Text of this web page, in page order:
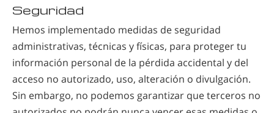
Seguridad
Hemos implementado medidas de seguridad
administrativas, técnicas y físicas, para proteger tu
información personal de la pérdida accidental y del
acceso no autorizado, uso, alteración o divulgación.
Sin embargo, no podemos garantizar que terceros no